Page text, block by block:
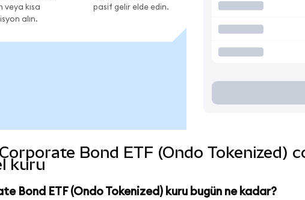
veya kısa
alın.
pasif gelir elde edin.
Bond ETF (Ondo Tokenized)
kuru
Bond ETF (Ondo Tokenized) kuru bugün ne kadar?